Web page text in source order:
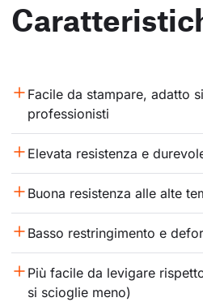
Facile da stampare, adatto
professionisti
Elevata resistenza e
Buona resistenza alle alte
Basso restringimento e
Più facile da levigare
si scioglie meno)